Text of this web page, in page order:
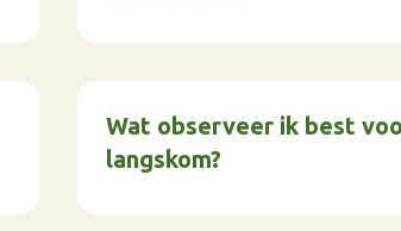
Wat observeer ik best
langskom?